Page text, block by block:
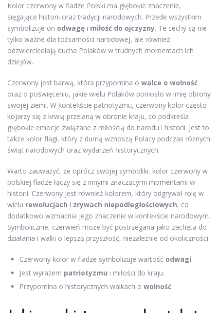
Kolor czerwony w fladze Polski ma głębokie znaczenie,
sięgające historii oraz tradycji narodowych. Przede wszystkim
symbolizuje on odwagę i miłość do ojczyzny. Te cechy są nie
tylko ważne dla tożsamości narodowej, ale również
odzwierciedlają ducha Polaków w trudnych momentach ich
dziejów.
Czerwony jest barwą, która przypomina o walce o wolność
oraz o poświęceniu, jakie wielu Polaków poniosło w imię obrony
swojej ziemi. W kontekście patriotyzmu, czerwony kolor często
kojarzy się z krwią przelaną w obronie kraju, co podkreśla
głębokie emocje związane z miłością do narodu i historii. Jest to
także kolor flagi, który z dumą wznoszą Polacy podczas różnych
świąt narodowych oraz wydarzeń historycznych.
Warto zauważyć, że oprócz swojej symboliki, kolor czerwony w
polskiej fladze łączy się z innymi znaczącymi momentami w
historii. Czerwony jest również kolorem, który odgrywał rolę w
wielu rewolucjach i zrywach niepodległościowych, co
dodatkowo wzmacnia jego znaczenie w kontekście narodowym.
Symbolicznie, czerwień może być postrzegana jako zachęta do
działania i walki o lepszą przyszłość, niezależnie od okoliczności.
Czerwony kolor w fladze symbolizuje wartość odwagi.
Jest wyrazem patriotyzmu i miłości do kraju.
Przypomina o historycznych walkach o wolność.